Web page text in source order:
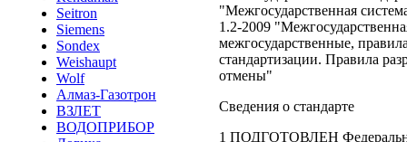
Seitron
Siemens
Sondex
Weishaupt
Wolf
Алмаз-Газотрон
ВЗЛЕТ
ВОДОПРИБОР
"Межгосударственная
1.2-2009
межгосударственные,
стандартизации. Правила
отмены"
Сведения о стандарте
1 ПОДГОТОВЛЕН